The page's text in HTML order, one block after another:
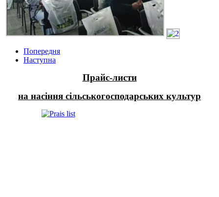
Попередня
Наступна
Прайс-листи
на насіння сільськогосподарських культур